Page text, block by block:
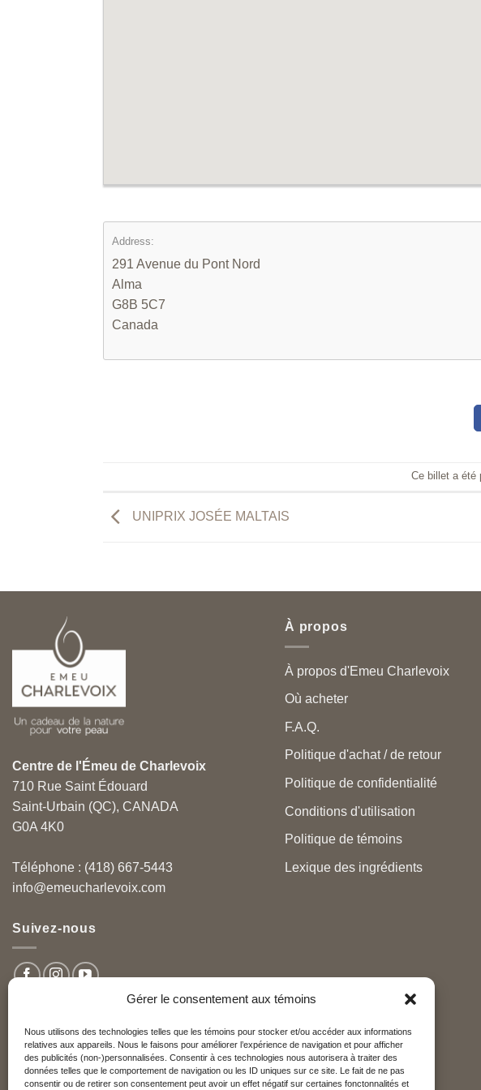
Gérer le consentement aux témoins
Nous utilisons des technologies telles que les témoins pour stocker et/ou accéder aux informations
relatives aux appareils. Nous le faisons pour améliorer l’expérience de navigation et pour afficher
des publicités (non-)personnalisées. Consentir à ces technologies nous autorisera à traiter des
données telles que le comportement de navigation ou les ID uniques sur ce site. Le fait de ne pas
consentir ou de retirer son consentement peut avoir un effet négatif sur certaines fonctonnalités et
Address:
291 Avenue du Pont Nord
Alma
G8B 5C7
Canada
Ce billet a été
UNIPRIX JOSÉE MALTAIS
Centre de l'Émeu de Charlevoix
710 Rue Saint Édouard
Saint-Urbain (QC), CANADA
G0A 4K0
Téléphone : (418) 667-5443
info@emeucharlevoix.com
Suivez-nous
À propos
À propos d'Emeu Charlevoix
Où acheter
F.A.Q.
Politique d'achat / de retour
Politique de confidentialité
Conditions d'utilisation
Politique de témoins
Lexique des ingrédients
Nos partenaires